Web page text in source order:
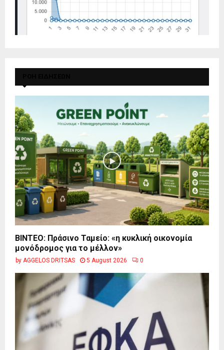
BINTEO: Πράσινο Ταμείο: «η κυκλική οικονομία
μονόδρομος για το μέλλον»
by AGGELOS DRITSAS 5 August 2026 0